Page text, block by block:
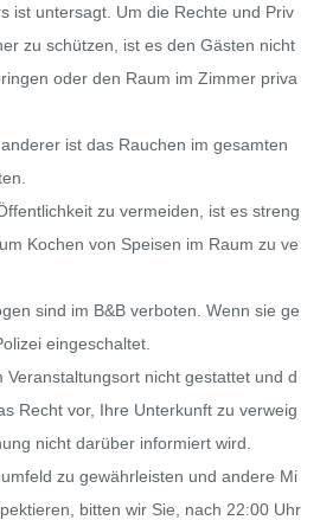
ist untersagt. Um die Rechte und Priv
zu schützen, ist es den Gästen nicht
oder den Raum im Zimmer priva
ist das Rauchen im gesamten
zu vermeiden, ist es streng
Kochen von Speisen im Raum zu ve
sind im B&B verboten. Wenn sie ge
eingeschaltet.
Veranstaltungsort nicht gestattet und d
Recht vor, Ihre Unterkunft zu verweig
nicht darüber informiert wird.
zu gewährleisten und andere Mi
bitten wir Sie, nach 22:00 Uhr